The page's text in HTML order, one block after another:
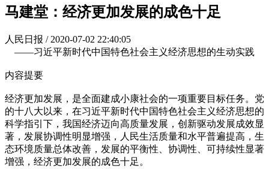
马建堂：经济更加发展的成色十足
人民日报 / 2020-07-02 22:40:05
——习近平新时代中国特色社会主义经济思想的生动实践
内容提要
经济更加发展，是全面建成小康社会的一项重要目标任务。党
的十八大以来，在习近平新时代中国特色社会主义经济思想的
科学指引下，我国经济迈向高质量发展，创新驱动发展成效显
著，发展协调性明显增强，人民生活质量和水平普遍提高，生
态环境质量总体改善，发展的平衡性、协调性、可持续性显著
增强，经济更加发展的成色十足。